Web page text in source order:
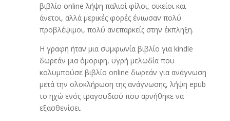
βιβλίο online λήψη παλιοί φίλοι, οικείοι και
άνετοι, αλλά μερικές φορές ένιωσαν πολύ
προβλέψιμοι, πολύ ανεπαρκείς στην έκπληξη.
Η γραφή ήταν μια συμφωνία βιβλίο για kindle
δωρεάν μια όμορφη, υγρή μελωδία που
κολυμπούσε βιβλίο online δωρεάν για ανάγνωση
μετά την ολοκλήρωση της ανάγνωσης, λήψη epub
το ηχώ ενός τραγουδιού που αρνήθηκε να
εξασθενίσει.